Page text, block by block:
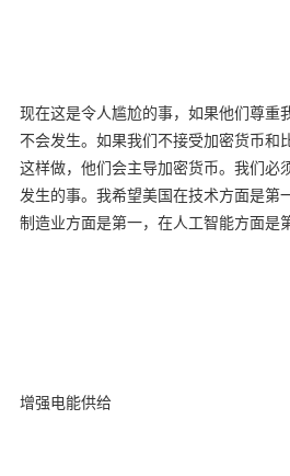
现在这是令人尴尬的事，如果他们尊重
不会发生。如果我们不接受加密货币和
这样做，他们会主导加密货币。我们必
发生的事。我希望美国在技术方面是第
制造业方面是第一，在人工智能方面是
增强电能供给